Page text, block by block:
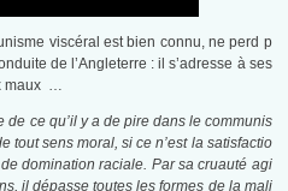
viscéral est bien connu, ne perd p
de l’Angleterre : il s’adresse à ses
maux …
ce qu’il y a de pire dans le communis
tout sens moral, si ce n’est la satisfactio
domination raciale. Par sa cruauté agi
il dépasse toutes les formes de la mali